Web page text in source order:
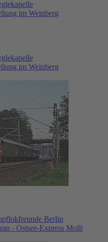
im Weinberg
im Weinberg
Berlin
- Ostsee-Express Molli